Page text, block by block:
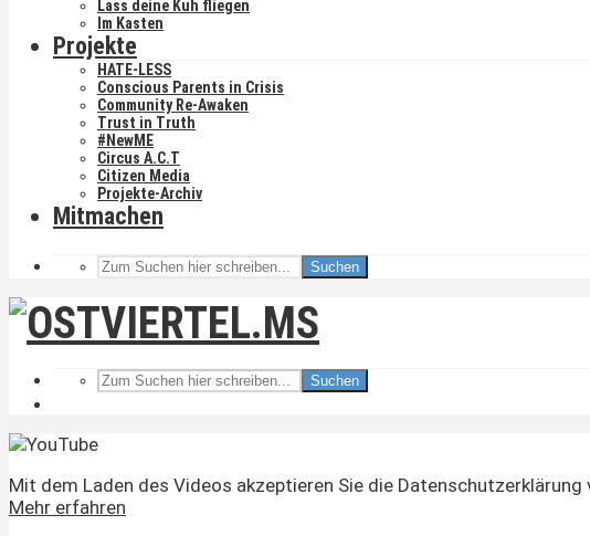
Lass deine Kuh fliegen
Im Kasten
Projekte
HATE-LESS
Conscious Parents in Crisis
Community Re-Awaken
Trust in Truth
#NewME
Circus A.C.T
Citizen Media
Projekte-Archiv
Mitmachen
Suchen
Suchen
Mit dem Laden des Videos akzeptieren Sie die Datenschutzerklärung
Mehr erfahren